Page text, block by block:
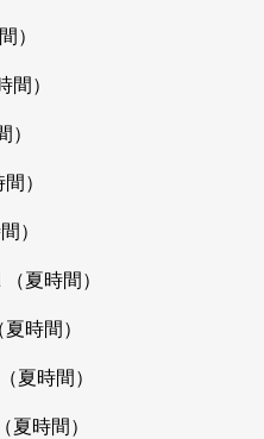
）
間）
）
）
）
（夏時間）
夏時間）
（夏時間）
（夏時間）